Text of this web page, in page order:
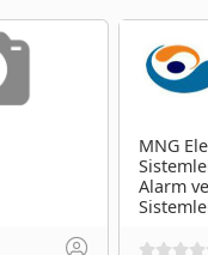
MNG
Alarm